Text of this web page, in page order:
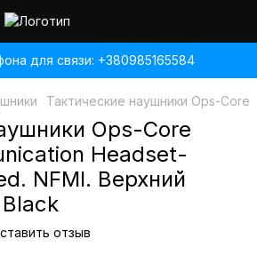
для связи: +380985165584
Тактические наушники Ops-Core
Ops-Core
Headset-
NFMI. Верхний
отзыв